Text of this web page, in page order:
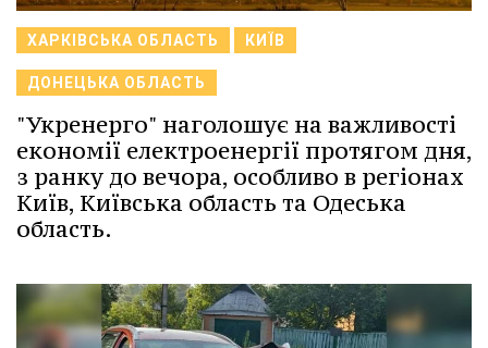
ХАРКІВСЬКА ОБЛАСТЬ КИЇВ
ДОНЕЦЬКА ОБЛАСТЬ
"Укренерго" наголошує на важливості
економії електроенергії протягом дня,
з ранку до вечора, особливо в регіонах
Київ, Київська область та Одеська
область.